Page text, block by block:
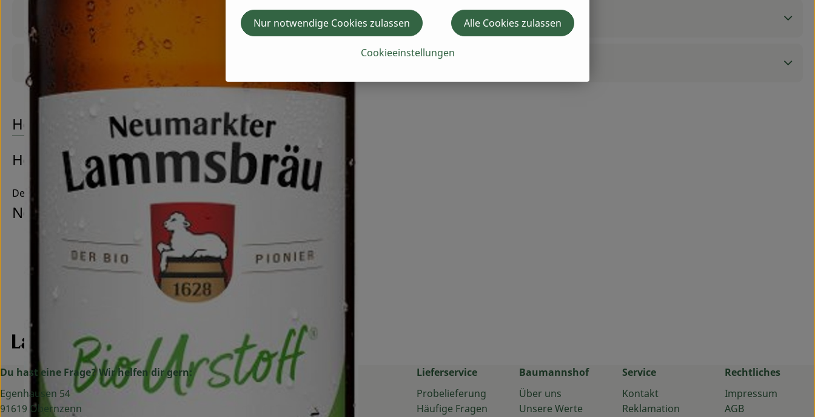
Nährwert-Info
Herkunft
Hersteller: Neumarkter Lammsbräu
Deutschland
Neumarkter Lammsbräu
Du hast eine Frage? Wir helfen dir gern:
Egenhausen 54
91619 Obernzenn
Lieferservice
Probelieferung
Häufige Fragen
Baumannshof
Über uns
Unsere Werte
Service
Kontakt
Reklamation
Rechtliches
Impressum
AGB
Cookieeinstellungen
Nur notwendige Cookies zulassen Alle Cookies zulassen